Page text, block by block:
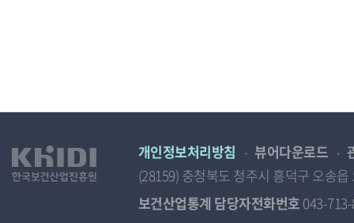
개인정보처리방침 뷰어다운로드
(28159) 충청북도 청주시 흥덕구 오송
보건산업통계 담당자전화번호 043-